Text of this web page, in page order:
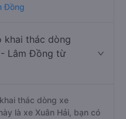
Đồng
khai thác dòng
Lâm Đồng từ
thác dòng xe
là xe Xuân Hải, bạn có